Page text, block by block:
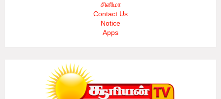
சினிமா
Contact Us
Notice
Apps